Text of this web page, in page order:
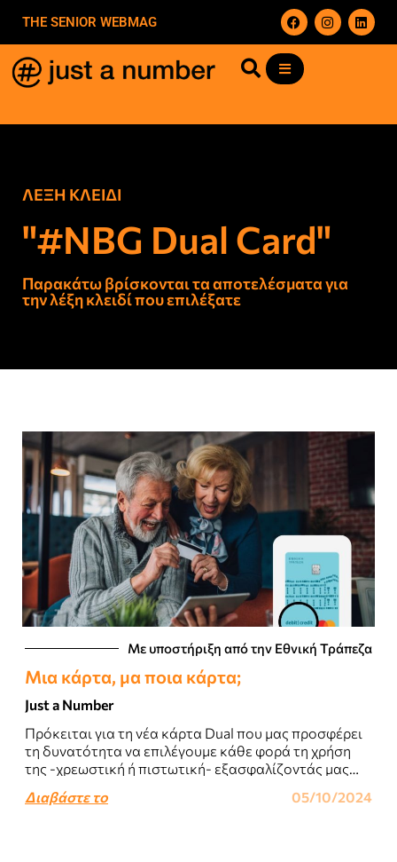
THE SENIOR WEBMAG
ΛΕΞΗ ΚΛΕΙΔΙ
"#NBG Dual Card"
Παρακάτω βρίσκονται τα αποτελέσματα για
την λέξη κλειδί που επιλέξατε
Με υποστήριξη από την Εθνική Τράπεζα
Μια κάρτα, μα ποια κάρτα;
Just a Number
Πρόκειται για τη νέα κάρτα Dual που μας προσφέρει
τη δυνατότητα να επιλέγουμε κάθε φορά τη χρήση
της -χρεωστική ή πιστωτική- εξασφαλίζοντάς μας
Διαβάστε το 05/10/2024